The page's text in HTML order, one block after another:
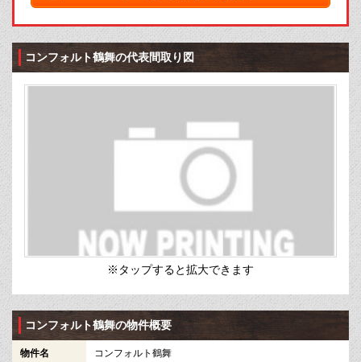
コンフォルト鶴舞の代表間取り図
※タップすると拡大できます
コンフォルト鶴舞の物件概要
物件名 コンフォルト鶴舞